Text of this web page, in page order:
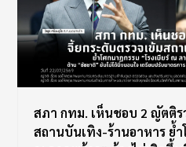
สภา กทม. เห็นชอบ 2 ญัตติร
สถานบันเทิง-ร้านอาหาร ย้ำ